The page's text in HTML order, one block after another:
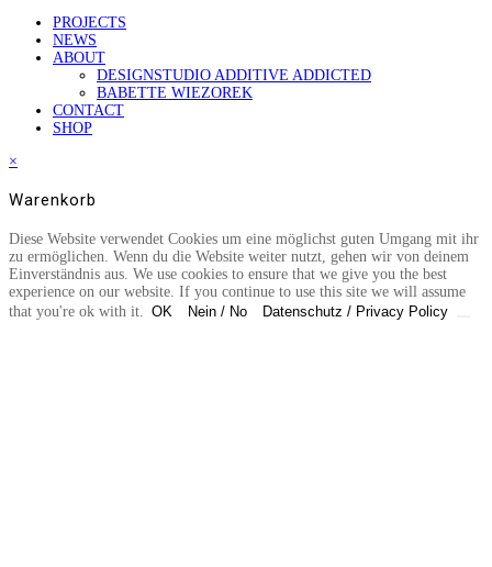
PROJECTS
NEWS
ABOUT
DESIGNSTUDIO ADDITIVE ADDICTED
BABETTE WIEZOREK
CONTACT
SHOP
×
Warenkorb
Diese Website verwendet Cookies um eine möglichst guten Umgang mit ihr
zu ermöglichen. Wenn du die Website weiter nutzt, gehen wir von deinem
Einverständnis aus. We use cookies to ensure that we give you the best
experience on our website. If you continue to use this site we will assume
that you're ok with it. OK Nein / No Datenschutz / Privacy Policy